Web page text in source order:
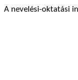
A nevelési-oktatási